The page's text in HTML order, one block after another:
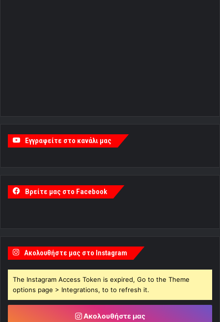
Εγγραφείτε στο κανάλι μας
Βρείτε μας στο Facebook
Ακολουθήστε μας στο Instagram
The Instagram Access Token is expired, Go to the Theme
options page > Integrations, to to refresh it.
Ακολουθήστε μας